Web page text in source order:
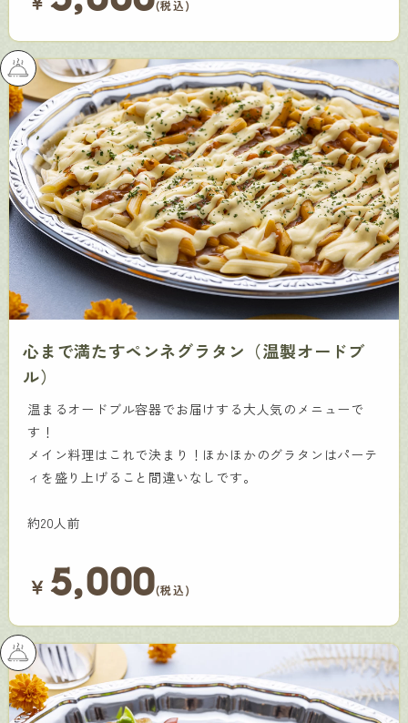
(税込)
心まで満たすペンネグラタン（温製オードブ
ル）
温まるオードブル容器でお届けする大人気のメニューで
す！
メイン料理はこれで決まり！ほかほかのグラタンはパーテ
ィを盛り上げること間違いなしです。
約20人前
￥ 5,000(税込)